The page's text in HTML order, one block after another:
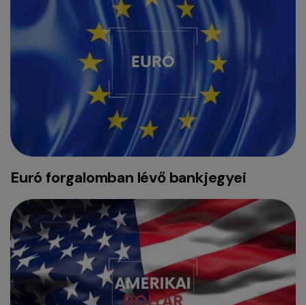
Euró forgalomban lévő bankjegyei